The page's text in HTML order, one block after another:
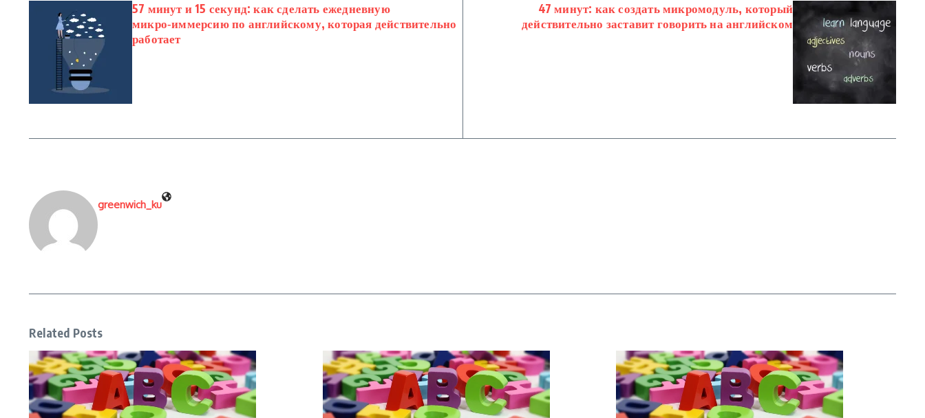
57 минут и 15 секунд: как сделать ежедневную
микро‑иммерсию по английскому, которая действительно
работает
47 минут: как создать микромодуль, который
действительно заставит говорить на английском
greenwich_ku
Related Posts